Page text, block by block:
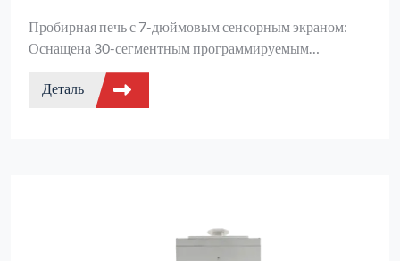
Пробирная печь с 7-дюймовым сенсорным экраном:
Оснащена 30-сегментным программируемым
температурным контролем, двухслойным корпусом с
воздушным охлаждением, поддерживающим
температуру поверхности ниже 45°C, двухконтурной
Деталь